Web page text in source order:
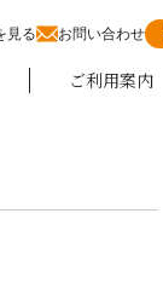
見る お問い合わせ
ご利用案内